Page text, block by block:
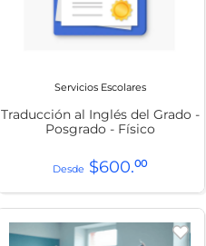
Servicios Escolares
Traducción al Inglés del Grado -
Posgrado - Físico
$600.00